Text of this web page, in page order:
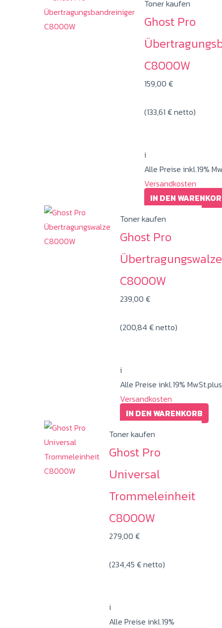
Toner kaufen
Ghost Pro
C8000W
159,00 €
(133,61 €netto)
i
Alle Preise inkl.19%
Versandkosten
IN DEN
Toner kaufen
Ghost Pro
Übertragungswalze
C8000W
239,00 €
(200,84 €netto)
i
Alle Preise inkl.19% MwSt.plus
Versandkosten
IN DEN WARENKORB
Toner kaufen
Ghost Pro
Universal
Trommeleinheit
C8000W
279,00 €
(234,45 €netto)
i
Alle Preise inkl.19%